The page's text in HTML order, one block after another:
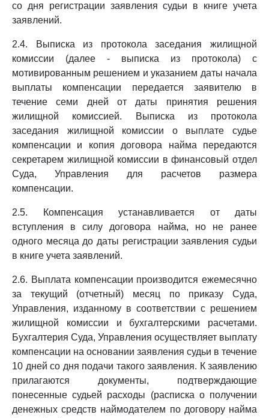
со дня регистрации заявления судьи в книге учета
заявлений.
2.4. Выписка из протокола заседания жилищной
комиссии (далее - выписка из протокола) с
мотивированным решением и указанием даты начала
выплаты компенсации передается заявителю в
течение семи дней от даты принятия решения
жилищной комиссией. Выписка из протокола
заседания жилищной комиссии о выплате судье
компенсации и копия договора найма передаются
секретарем жилищной комиссии в финансовый отдел
Суда, Управления для расчетов размера
компенсации.
2.5. Компенсация устанавливается от даты
вступления в силу договора найма, но не ранее
одного месяца до даты регистрации заявления судьи
в книге учета заявлений.
2.6. Выплата компенсации производится ежемесячно
за текущий (отчетный) месяц по приказу Суда,
Управления, изданному в соответствии с решением
жилищной комиссии и бухгалтерскими расчетами.
Бухгалтерия Суда, Управления осуществляет выплату
компенсации на основании заявления судьи в течение
10 дней со дня подачи такого заявления. К заявлению
прилагаются документы, подтверждающие
понесенные судьей расходы (расписка о получении
денежных средств наймодателем по договору найма